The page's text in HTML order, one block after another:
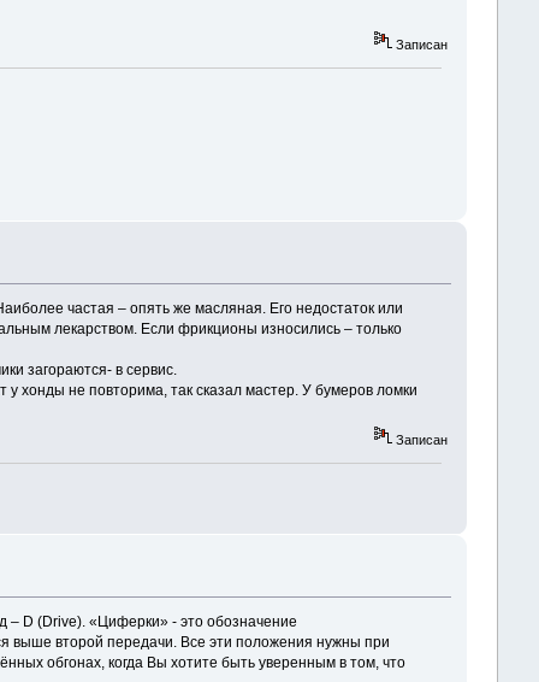
Записан
частая – опять же масляная. Его недостаток или
лекарством. Если фрикционы износились – только
загораются- в сервис.
хонды не повторима, так сказал мастер. У бумеров ломки
Записан
D (Drive). «Циферки» - это обозначение
выше второй передачи. Все эти положения нужны при
обгонах, когда Вы хотите быть уверенным в том, что